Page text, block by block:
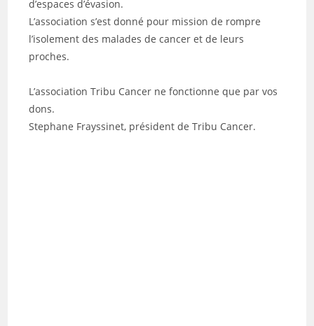
d’espaces d’évasion.
L’association s’est donné pour mission de rompre
l’isolement des malades de cancer et de leurs
proches.
L’association Tribu Cancer ne fonctionne que par vos
dons.
Stephane Frayssinet, président de Tribu Cancer.